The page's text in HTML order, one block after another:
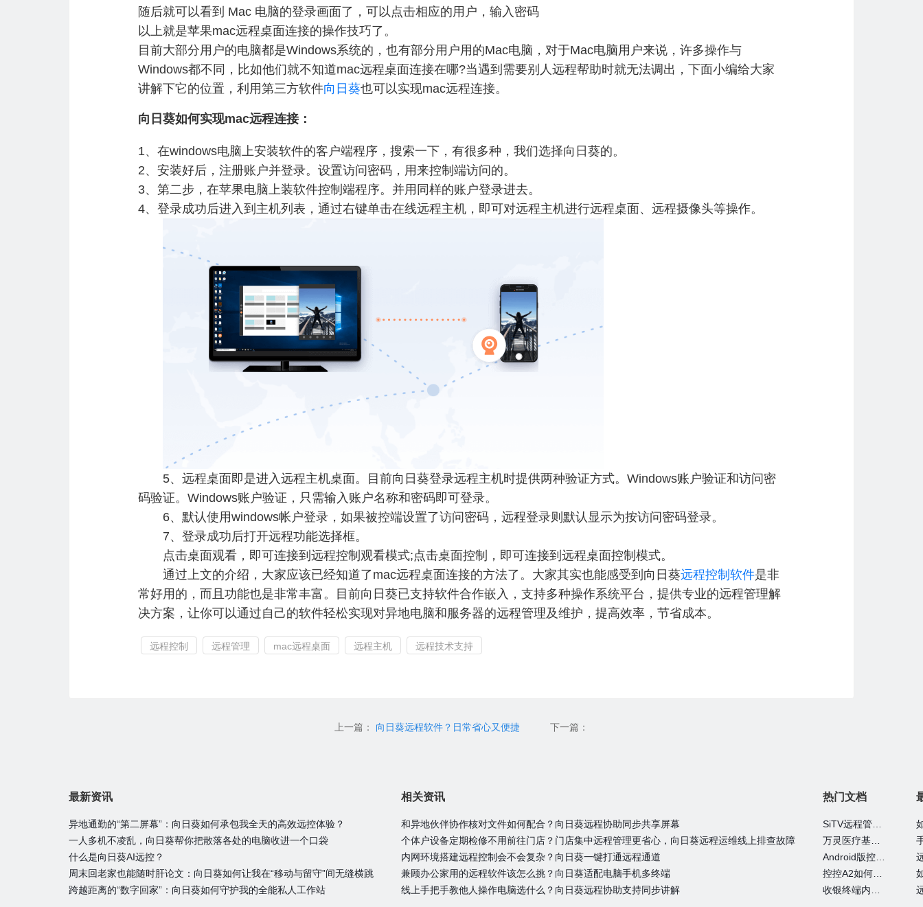
随后就可以看到 Mac 电脑的登录画面了，可以点击相应的用户，输入密码
以上就是苹果mac远程桌面连接的操作技巧了。
目前大部分用户的电脑都是Windows系统的，也有部分用户用的Mac电脑，对于Mac电脑用户来说，许多操作与
Windows都不同，比如他们就不知道mac远程桌面连接在哪?当遇到需要别人远程帮助时就无法调出，下面小编给大家
讲解下它的位置，利用第三方软件向日葵也可以实现mac远程连接。
向日葵如何实现mac远程连接：
1、在windows电脑上安装软件的客户端程序，搜索一下，有很多种，我们选择向日葵的。
2、安装好后，注册账户并登录。设置访问密码，用来控制端访问的。
3、第二步，在苹果电脑上装软件控制端程序。并用同样的账户登录进去。
4、登录成功后进入到主机列表，通过右键单击在线远程主机，即可对远程主机进行远程桌面、远程摄像头等操作。
5、远程桌面即是进入远程主机桌面。目前向日葵登录远程主机时提供两种验证方式。Windows账户验证和访问密
码验证。Windows账户验证，只需输入账户名称和密码即可登录。
6、默认使用windows帐户登录，如果被控端设置了访问密码，远程登录则默认显示为按访问密码登录。
7、登录成功后打开远程功能选择框。
点击桌面观看，即可连接到远程控制观看模式;点击桌面控制，即可连接到远程桌面控制模式。
通过上文的介绍，大家应该已经知道了mac远程桌面连接的方法了。大家其实也能感受到向日葵远程控制软件是非
常好用的，而且功能也是非常丰富。目前向日葵已支持软件合作嵌入，支持多种操作系统平台，提供专业的远程管理解
决方案，让你可以通过自己的软件轻松实现对异地电脑和服务器的远程管理及维护，提高效率，节省成本。
远程控制 远程管理 mac远程桌面 远程主机 远程技术支持
上一篇： 向日葵远程软件？日常省心又便捷 下一篇：
最新资讯
异地通勤的“第二屏幕”：向日葵如何承包我全天的高效远控体验？
一人多机不凌乱，向日葵帮你把散落各处的电脑收进一个口袋
什么是向日葵AI远控？
周末回老家也能随时肝论文：向日葵如何让我在“移动与留守”间无缝横跳
跨越距离的“数字回家”：向日葵如何守护我的全能私人工作站
相关资讯
和异地伙伴协作核对文件如何配合？向日葵远程协助同步共享屏幕
个体户设备定期检修不用前往门店？门店集中远程管理更省心，向日葵远程运维线上排查故障
内网环境搭建远程控制会不会复杂？向日葵一键打通远程通道
兼顾办公家用的远程软件该怎么挑？向日葵适配电脑手机多终端
线上手把手教他人操作电脑选什么？向日葵远程协助支持同步讲解
热门文档